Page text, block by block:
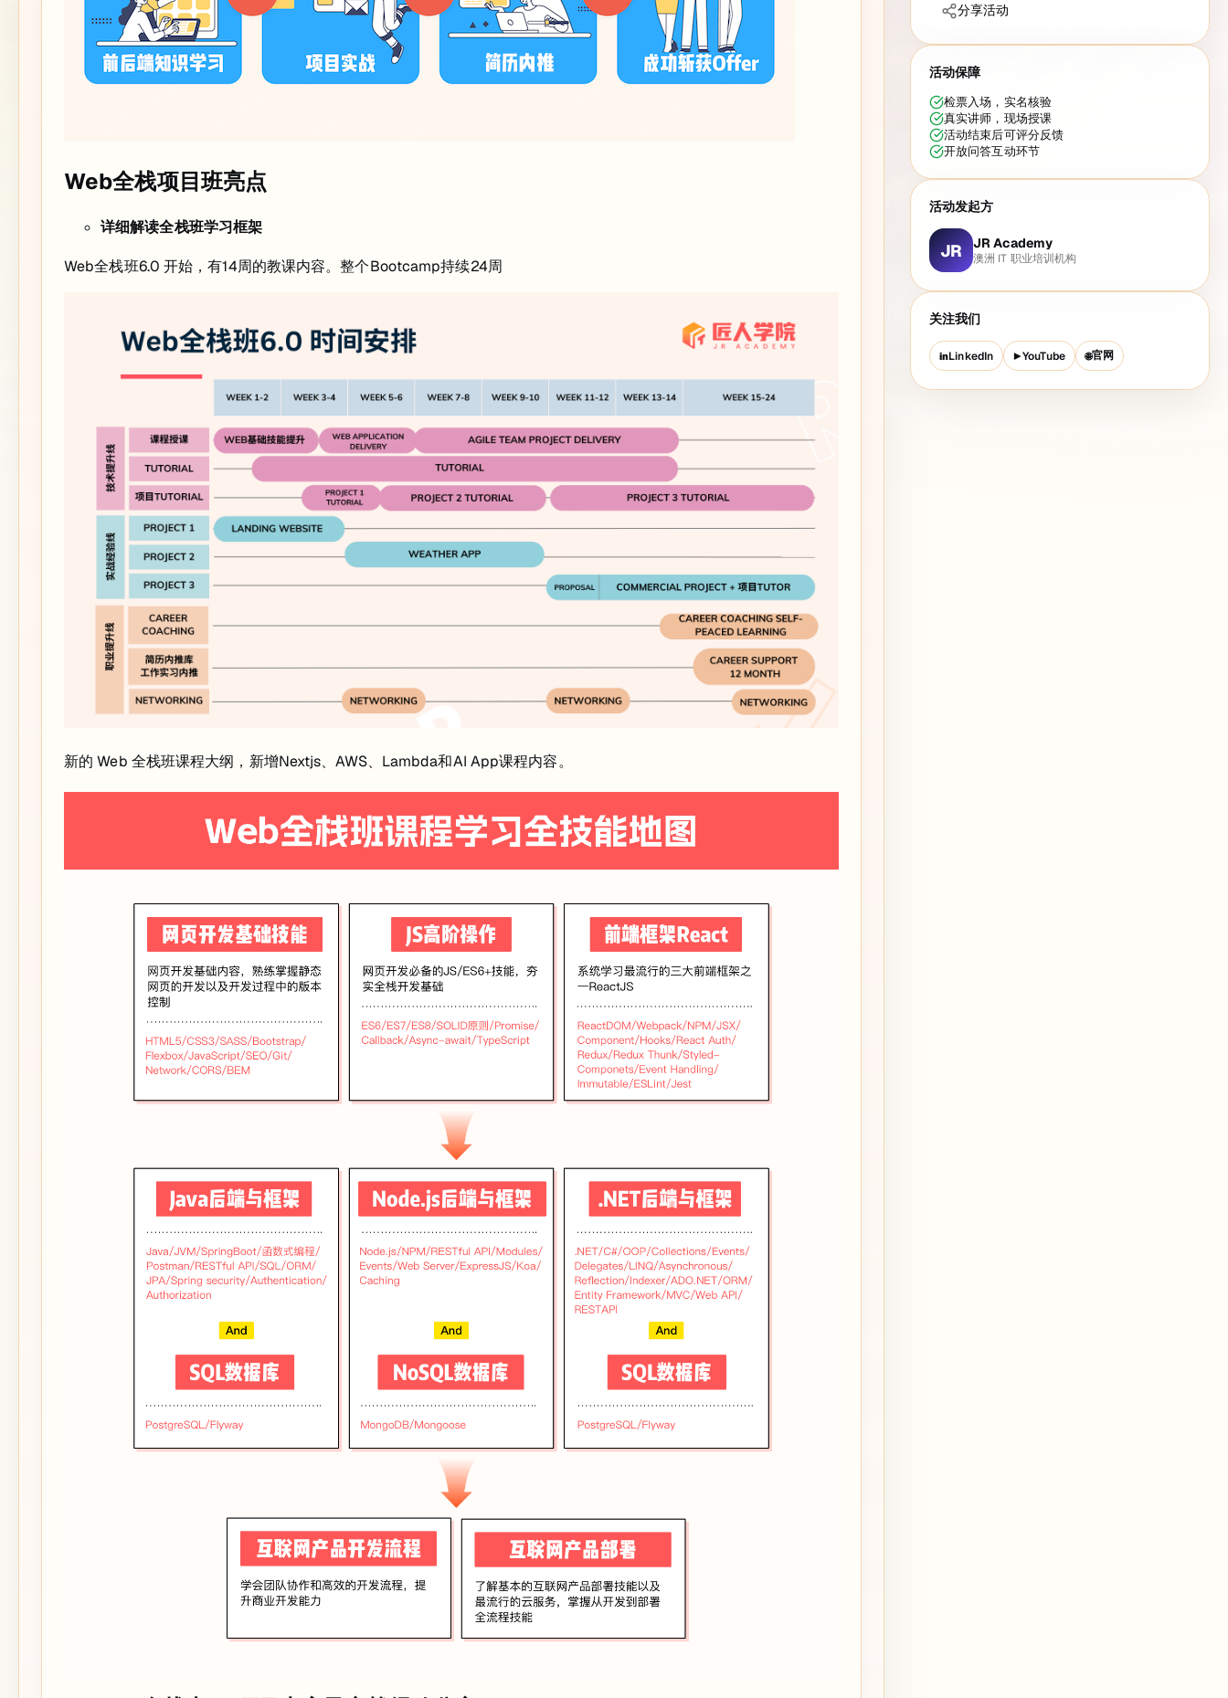
Web全栈项目班亮点
详细解读全栈班学习框架
Web全栈班6.0 开始，有14周的教课内容。整个Bootcamp持续24周
新的 Web 全栈班课程大纲，新增Nextjs、AWS、Lambda和AI App课程内容。
分享活动
活动保障
检票入场，实名核验
真实讲师，现场授课
活动结束后可评分反馈
开放问答互动环节
活动发起方
JR JR Academy
澳洲 IT 职业培训机构
关注我们
inLinkedIn ▶YouTube 🌐官网